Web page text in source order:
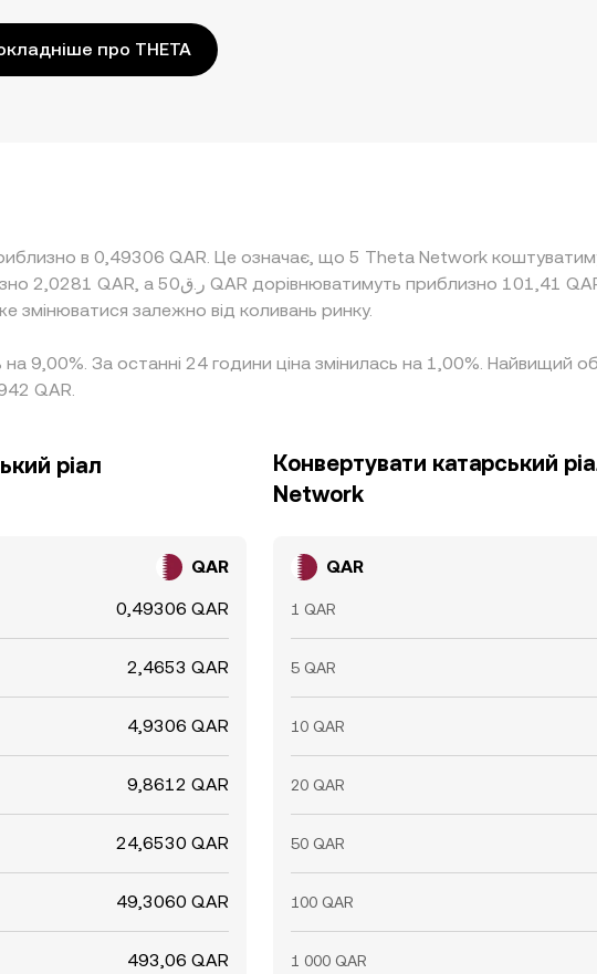
про THETA
в 0,49306 QAR. Це означає, що 5 Theta Network
змінюватися залежно від коливань ринку.
9,00%. За останні 24 години ціна змінилась на 1,00%. Найвищий
QAR.
ріал
QAR
0,49306 QAR
2,4653 QAR
4,9306 QAR
9,8612 QAR
24,6530 QAR
49,3060 QAR
493,06 QAR
Конвертувати катарський
Network
QAR
1 QAR
5 QAR
10 QAR
20 QAR
50 QAR
100 QAR
1 000 QAR